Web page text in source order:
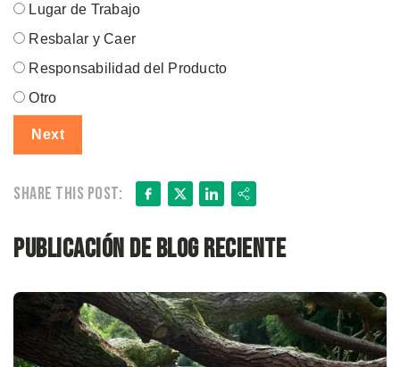
Lugar de Trabajo
Resbalar y Caer
Responsabilidad del Producto
Otro
Share this post: Facebook
X LinkedIn
Share
Publicación de blog reciente